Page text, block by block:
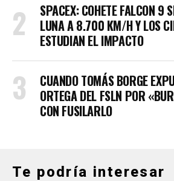
SPACEX: COHETE FALCON 9
LUNA A 8.700 KM/H Y LOS
ESTUDIAN EL IMPACTO
CUANDO TOMÁS BORGE
ORTEGA DEL FSLN POR
CON FUSILARLO
Te podría interesar